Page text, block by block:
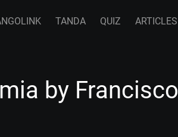
TANDA QUIZ ARTICLES
by Francisco